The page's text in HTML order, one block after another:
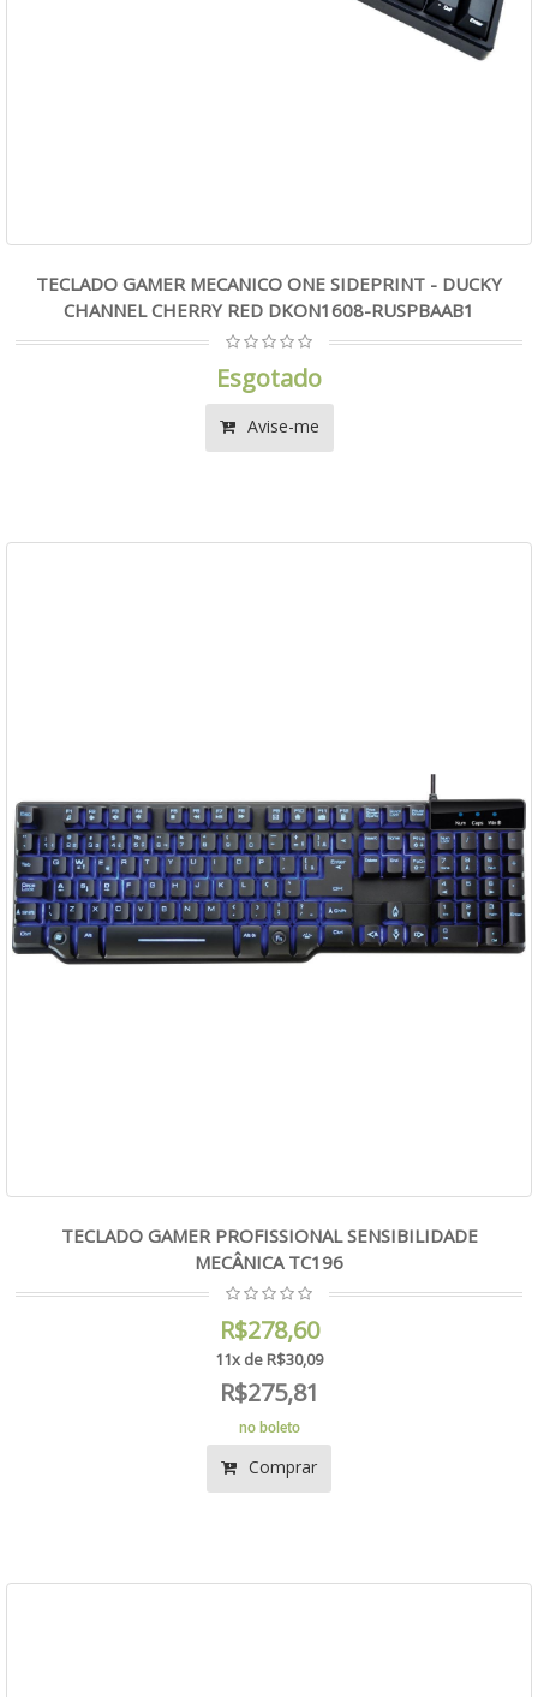
TECLADO GAMER MECANICO ONE SIDEPRINT - DUCKY
CHANNEL CHERRY RED DKON1608-RUSPBAAB1
Esgotado
Avise-me
TECLADO GAMER PROFISSIONAL SENSIBILIDADE
MECÂNICA TC196
R$278,60
11x de R$30,09
R$275,81
no boleto
Comprar